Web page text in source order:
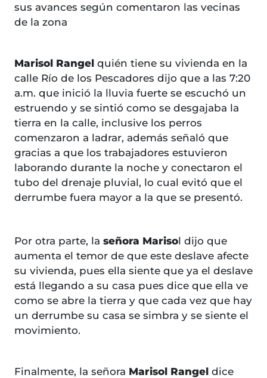
sus avances según comentaron las vecinas
de la zona
Marisol Rangel quién tiene su vivienda en la
calle Río de los Pescadores dijo que a las 7:20
a.m. que inició la lluvia fuerte se escuchó un
estruendo y se sintió como se desgajaba la
tierra en la calle, inclusive los perros
comenzaron a ladrar, además señaló que
gracias a que los trabajadores estuvieron
laborando durante la noche y conectaron el
tubo del drenaje pluvial, lo cual evitó que el
derrumbe fuera mayor a la que se presentó.
Por otra parte, la señora Marisol dijo que
aumenta el temor de que este deslave afecte
su vivienda, pues ella siente que ya el deslave
está llegando a su casa pues dice que ella ve
como se abre la tierra y que cada vez que hay
un derrumbe su casa se simbra y se siente el
movimiento.
Finalmente, la señora Marisol Rangel dice